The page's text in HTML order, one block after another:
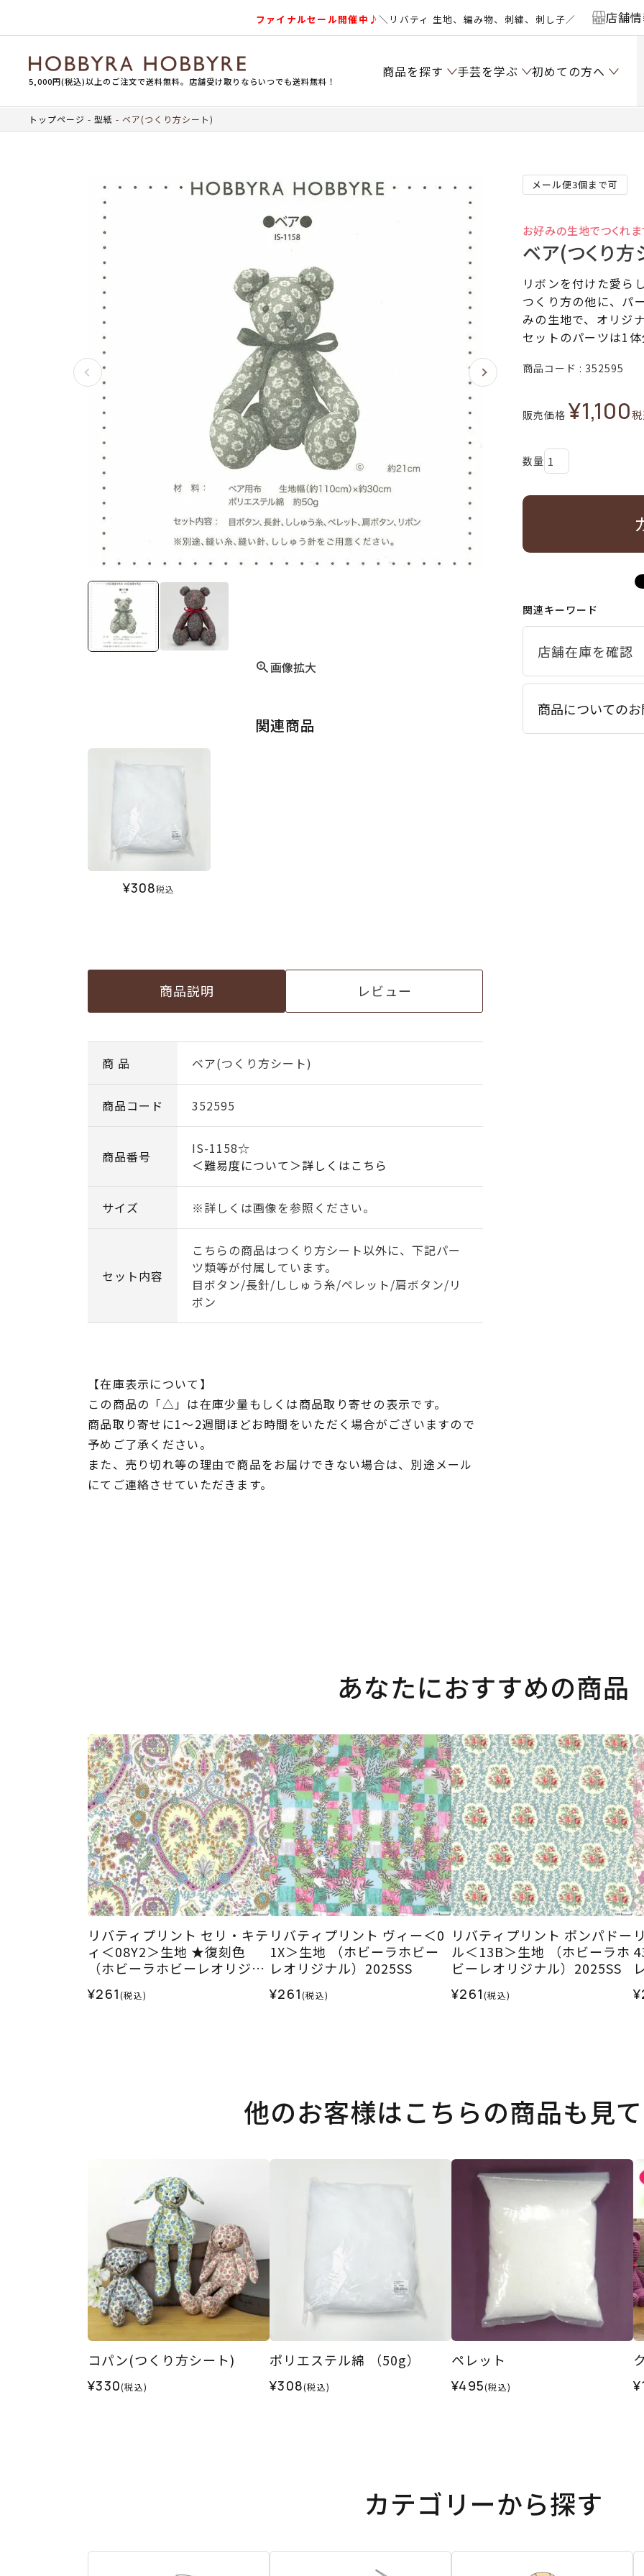
ファイナルセール開催中♪＼リバティ 生地、編み物、刺繍、刺し子／ 店舗
5,000円(税込)以上のご注文で送料無料。店舗受け取りならいつでも送料無料！
商品を探す 手芸を学ぶ 初めての方へ
トップページ 型紙 ベア(つくり方シート)
画像拡大
関連商品
¥308税込
商品説明 レビュー
商 品 ベア(つくり方シート)
商品コード 352595
商品番号
IS-1158☆
＜難易度について＞詳しくはこちら
サイズ ※詳しくは画像を参照ください。
セット内容
こちらの商品はつくり方シート以外に、下記パー
ツ類等が付属しています。
目ボタン/長針/ししゅう糸/ペレット/肩ボタン/リ
ボン
【在庫表示について】
この商品の「△」は在庫少量もしくは商品取り寄せの表示です。
商品取り寄せに1～2週間ほどお時間をいただく場合がございますので
予めご了承ください。
また、売り切れ等の理由で商品をお届けできない場合は、別途メール
にてご連絡させていただきます。
メール便3個まで可
お好みの生地でつくれ
ベア(つくり方
リボンを付けた愛ら
つくり方の他に、パ
みの生地で、オリジ
セットのパーツは1体
商品コード 352595
販売価格 ¥1,100
関連キーワード
商品についての
あなたにおすすめの商品
リバティプリント セリ・キテ
ィ＜08Y2＞生地 ★復刻色
（ホビーラホビーレオリジナ
¥261(税込)
リバティプリント ヴィー＜0
1X＞生地 （ホビーラホビー
レオリジナル）2025SS
¥261(税込)
リバティプリント ポンパドー
ル＜13B＞生地 （ホビーラホ
ビーレオリジナル）2025SS
¥261(税込)
他のお客様はこちらの商品も見
コパン(つくり方シート)
¥330(税込)
ポリエステル綿 （50g）
¥308(税込)
ペレット
¥495(税込)
カテゴリーから探す